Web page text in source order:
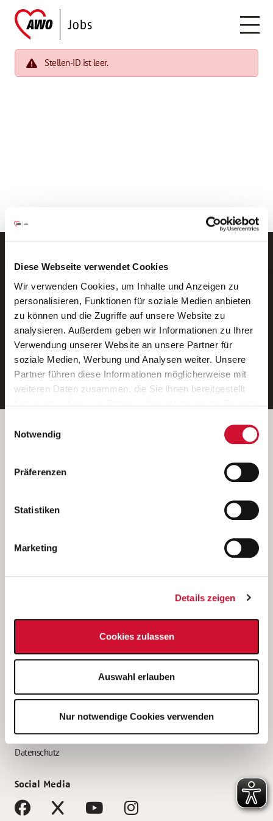
Diese Webseite verwendet Cookies
Wir verwenden Cookies, um Inhalte und Anzeigen zu
personalisieren, Funktionen für soziale Medien anbieten
zu können und die Zugriffe auf unsere Website zu
analysieren. Außerdem geben wir Informationen zu Ihrer
Verwendung unserer Website an unsere Partner für
soziale Medien, Werbung und Analysen weiter. Unsere
Partner führen diese Informationen möglicherweise mit
weiteren Daten zusammen, die Sie ihnen bereitgestellt
Wenn Sie auf „Cookies zulassen“ klicken, so stimmen
Sie der Speicherung sämtlicher Cookies zu. Sie können
Ihre Einwilligung selbstverständlich jederzeit widerrufen,
indem Sie die Cookie-Einstellungen aufrufen und diese
unsererDatenschutzerklärung
Notwendig
Präferenzen
Statistiken
Marketing
Details zeigen
Cookies zulassen
Auswahl erlauben
Nur notwendige Cookies verwenden
Stellen-ID ist leer.
Neue Stellen per E-Mail.
Ein kostenloser Service von AWO
Jobs.
E-Mail-Adresse eintragen
Betreiber der Webseite
Kantstraße 45a
(Ein Tochterunternehmen des AWO Bezirksverbandes Unterfranken
e.V.)
Bewerbung als Altenpflegehelfer*in
Bewerbung als Erzieher*in
AWO Gliederungen nach Bundesland
Impressum
Datenschutz
Social Media